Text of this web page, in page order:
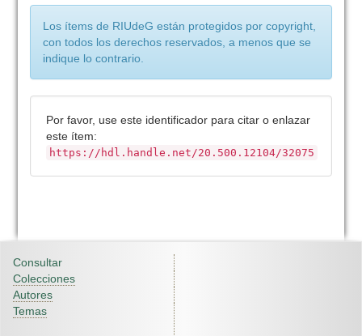
Los ítems de RIUdeG están protegidos por copyright,
con todos los derechos reservados, a menos que se
indique lo contrario.
Por favor, use este identificador para citar o enlazar
este ítem:
https://hdl.handle.net/20.500.12104/32075
Consultar
Colecciones
Autores
Temas